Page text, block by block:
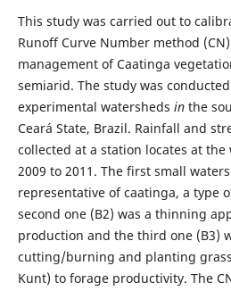
This study was carried out to
Runoff Curve Number method
management of Caatinga
semiarid. The study was
experimental watersheds in the
Ceará State, Brazil. Rainfall and
collected at a station locates at
2009 to 2011. The first small
representative of caatinga, a type
second one (B2) was a thinning
production and the third one (B3)
cutting/burning and planting
Kunt) to forage productivity. The